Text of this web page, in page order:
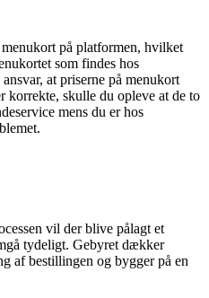
på platformen, hvilket
som findes hos
at priserne på menukort
korrekte, skulle du opleve at de to
mens du er hos
vil der blive pålagt et
tydeligt. Gebyret dækker
af bestillingen og bygger på en